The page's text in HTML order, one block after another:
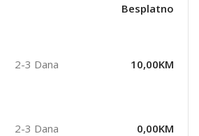
Besplatno
2-3 Dana 10,00KM
2-3 Dana 0,00KM